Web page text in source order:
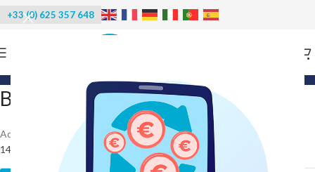
+33 (0) 625 357 648
Categories
Bac de stockage de glace
Accueil Machines à glace/Bac de stockage de glace
14 résultats affichés